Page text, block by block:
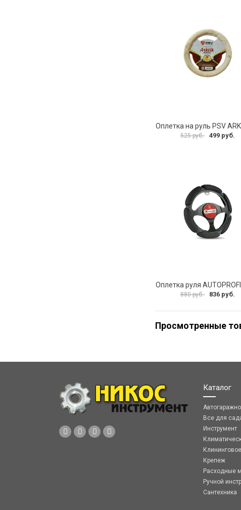
525 руб. 499 руб.
880 руб. 836 руб.
Просмотренные
Каталог
Все для
Инструмент
Крепеж
Расходные
Ручной
Сантехника